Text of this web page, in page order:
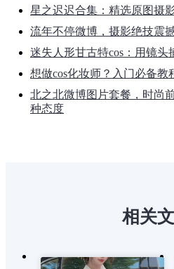
星之迟迟合集：精选原图摄
流年不停微博，摄影绝技震
迷失人形甘古特cos：用镜头
想做cos化妆师？入门必备教
北之北微博图片套餐，时尚
种态度
相关